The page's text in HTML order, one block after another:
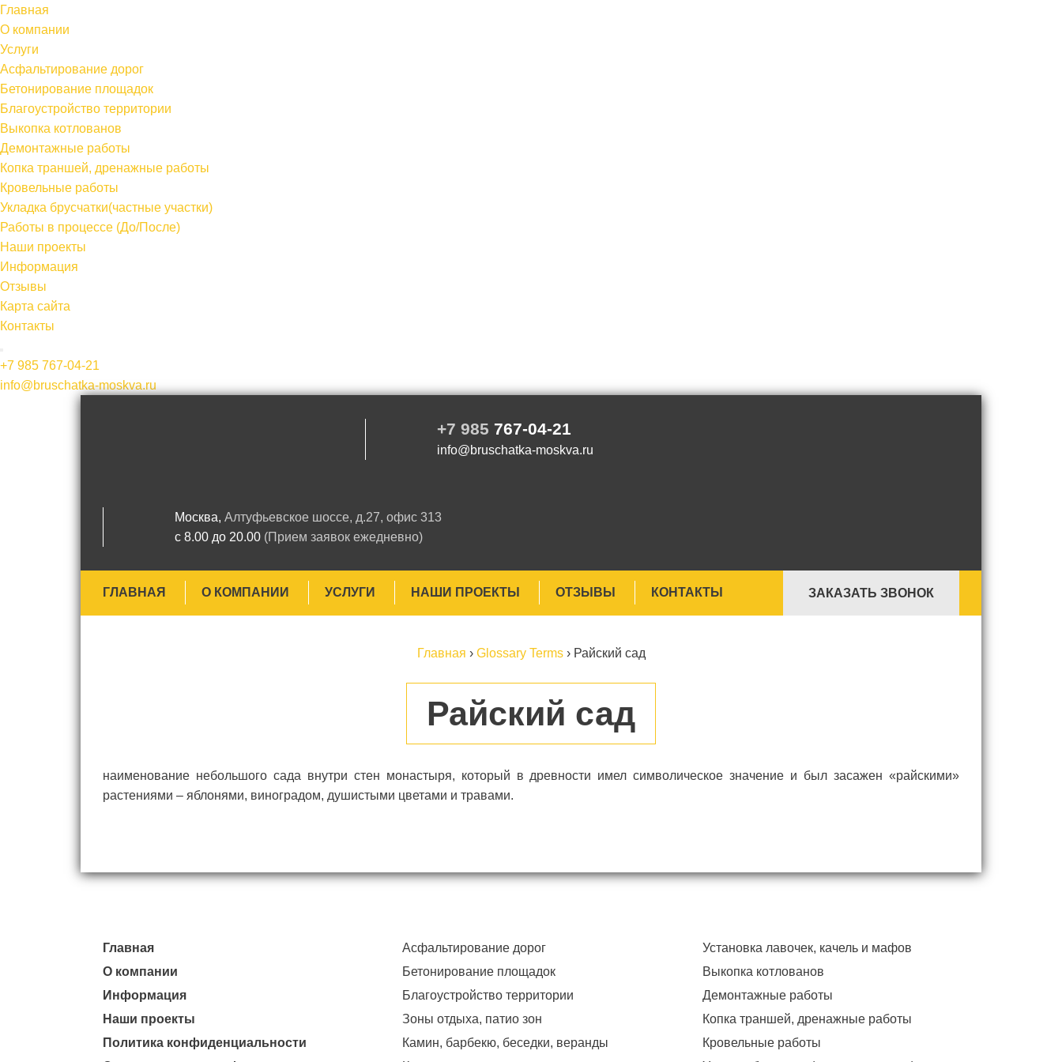
Главная
О компании
Услуги
Асфальтирование дорог
Бетонирование площадок
Благоустройство территории
Выкопка котлованов
Демонтажные работы
Копка траншей, дренажные работы
Кровельные работы
Укладка брусчатки(частные участки)
Работы в процессе (До/После)
Наши проекты
Информация
Отзывы
Карта сайта
Контакты
+7 985 767-04-21
info@bruschatka-moskva.ru
+7 985 767-04-21
info@bruschatka-moskva.ru
Москва, Алтуфьевское шоссе, д.27, офис 313
с 8.00 до 20.00 (Прием заявок ежедневно)
ГЛАВНАЯ О КОМПАНИИ УСЛУГИ НАШИ ПРОЕКТЫ ОТЗЫВЫ КОНТАКТЫ ЗАКАЗАТЬ ЗВОНОК
Главная › Glossary Terms› Райский сад
Райский сад
наименование небольшого сада внутри стен монастыря, который в древности имел символическое значение и был засажен «райскими»
растениями – яблонями, виноградом, душистыми цветами и травами.
Главная
О компании
Информация
Наши проекты
Политика конфиденциальности
Асфальтирование дорог
Бетонирование площадок
Благоустройство территории
Зоны отдыха, патио зон
Камин, барбекю, беседки, веранды
Установка лавочек, качель и мафов
Выкопка котлованов
Демонтажные работы
Копка траншей, дренажные работы
Кровельные работы